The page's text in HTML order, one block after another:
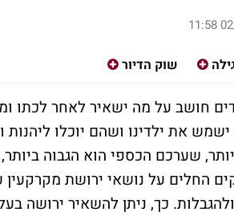
שוק הדיור
חושב על מה ישאיר לאחר לכתו
את ילדינו ושהם יוכלו ליהנות
שערכם הכספי הוא הגבוה
החלים על נושאי ירושת מקרקעין
כך, ניתן להשאיר ירושה